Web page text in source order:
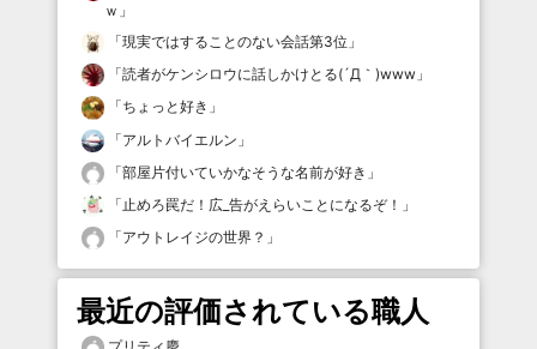
ｗ 」
「現実ではすることのない会話第3位 」
「読者がケンシロウに話しかけとる(´Д｀)www 」
「ちょっと好き 」
「アルトバイエルン 」
「部屋片付いていかなそうな名前が好き 」
「 止めろ罠だ！広_告がえらいことになるぞ！ 」
「アウトレイジの世界？ 」
最近の評価されている職人